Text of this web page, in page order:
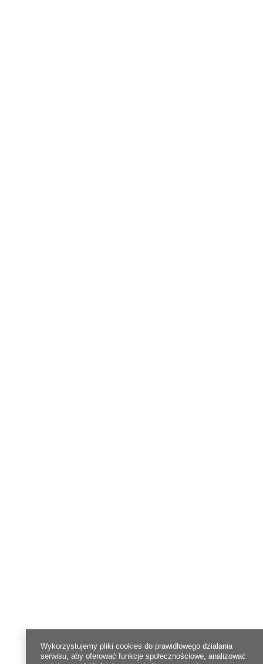
Wykorzystujemy pliki cookies do prawidłowego działania
serwisu, aby oferować funkcje społecznościowe, analizować